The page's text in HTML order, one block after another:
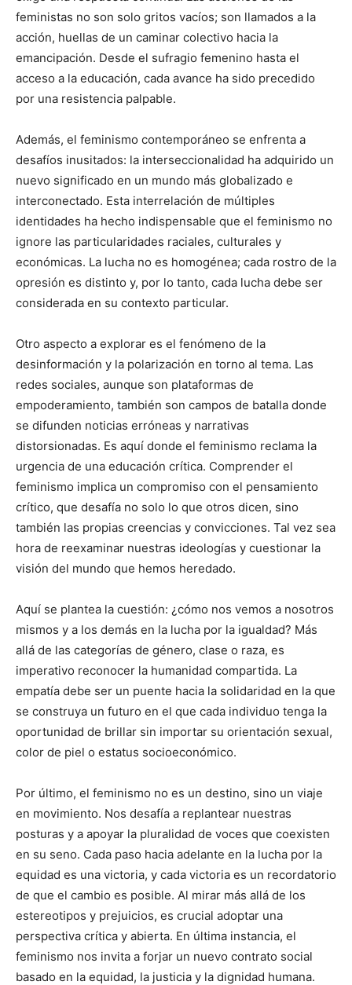
feministas no son solo gritos vacíos; son llamados a la
acción, huellas de un caminar colectivo hacia la
emancipación. Desde el sufragio femenino hasta el
acceso a la educación, cada avance ha sido precedido
por una resistencia palpable.
Además, el feminismo contemporáneo se enfrenta a
desafíos inusitados: la interseccionalidad ha adquirido un
nuevo significado en un mundo más globalizado e
interconectado. Esta interrelación de múltiples
identidades ha hecho indispensable que el feminismo no
ignore las particularidades raciales, culturales y
económicas. La lucha no es homogénea; cada rostro de la
opresión es distinto y, por lo tanto, cada lucha debe ser
considerada en su contexto particular.
Otro aspecto a explorar es el fenómeno de la
desinformación y la polarización en torno al tema. Las
redes sociales, aunque son plataformas de
empoderamiento, también son campos de batalla donde
se difunden noticias erróneas y narrativas
distorsionadas. Es aquí donde el feminismo reclama la
urgencia de una educación crítica. Comprender el
feminismo implica un compromiso con el pensamiento
crítico, que desafía no solo lo que otros dicen, sino
también las propias creencias y convicciones. Tal vez sea
hora de reexaminar nuestras ideologías y cuestionar la
visión del mundo que hemos heredado.
Aquí se plantea la cuestión: ¿cómo nos vemos a nosotros
mismos y a los demás en la lucha por la igualdad? Más
allá de las categorías de género, clase o raza, es
imperativo reconocer la humanidad compartida. La
empatía debe ser un puente hacia la solidaridad en la que
se construya un futuro en el que cada individuo tenga la
oportunidad de brillar sin importar su orientación sexual,
color de piel o estatus socioeconómico.
Por último, el feminismo no es un destino, sino un viaje
en movimiento. Nos desafía a replantear nuestras
posturas y a apoyar la pluralidad de voces que coexisten
en su seno. Cada paso hacia adelante en la lucha por la
equidad es una victoria, y cada victoria es un recordatorio
de que el cambio es posible. Al mirar más allá de los
estereotipos y prejuicios, es crucial adoptar una
perspectiva crítica y abierta. En última instancia, el
feminismo nos invita a forjar un nuevo contrato social
basado en la equidad, la justicia y la dignidad humana.